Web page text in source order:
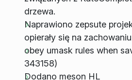
drzewa.
Naprawiono zepsute
opierały się na
obey umask rules when
343158)
Dodano meson HL